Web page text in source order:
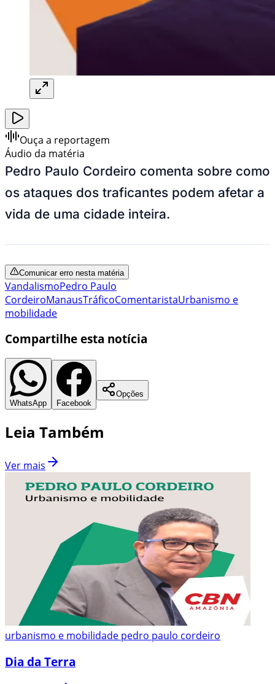
Ouça a reportagem
Áudio da matéria
Pedro Paulo Cordeiro comenta sobre como
os ataques dos traficantes podem afetar a
vida de uma cidade inteira.
Comunicar erro nesta matéria
VandalismoPedro Paulo
CordeiroManausTráficoComentaristaUrbanismo e
mobilidade
Compartilhe esta notícia
WhatsApp Facebook
Opções
Leia Também
Ver mais
urbanismo e mobilidade pedro paulo cordeiro
Dia da Terra